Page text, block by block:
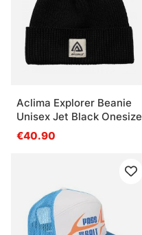
Aclima Explorer Beanie
Unisex Jet Black Onesize
€40.90